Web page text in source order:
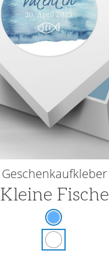
Geschenkaufkleber
Kleine Fische